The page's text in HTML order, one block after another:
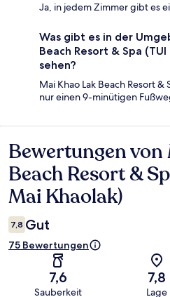
Ja, in jedem Zimmer gibt es
Was gibt es in der
Beach Resort & Spa (TUI
sehen?
Mai Khao Lak Beach Resort &
nur einen 9-minütigen
Bewertungen
Bewertungen von
Beach Resort &
Mai Khaolak)
7,8 Gut
75 Bewertungen
7,6
Sauberkeit
7,8
Lage